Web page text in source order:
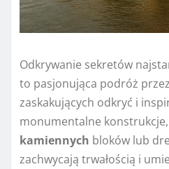
Odkrywanie sekretów
to pasjonująca podróż
zaskakujących odkryć i
monumentalne
kamiennych bloków lub
zachwycają trwałością i